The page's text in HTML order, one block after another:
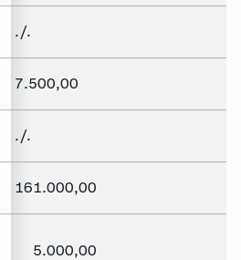
./.
7.500,00
./.
161.000,00
5.000,00